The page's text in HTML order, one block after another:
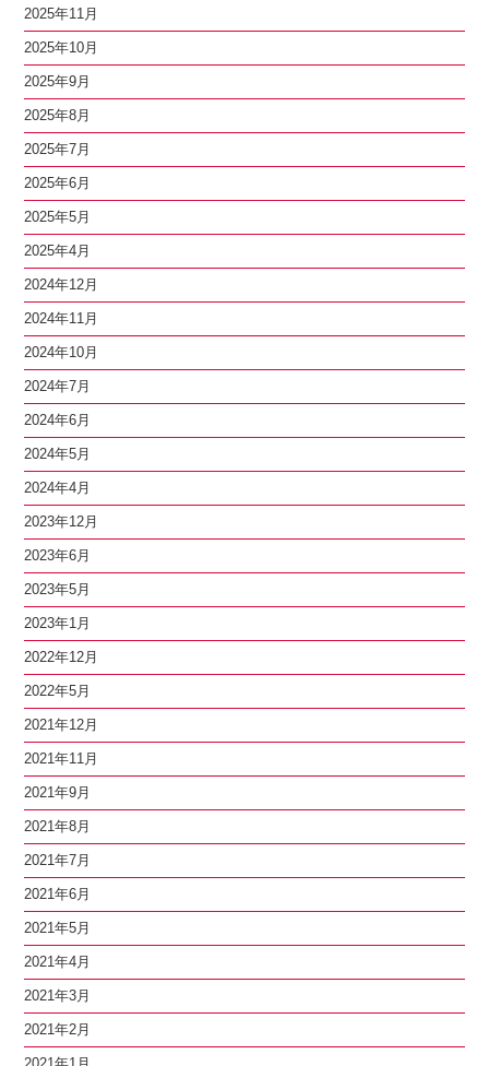
2025年11月
2025年10月
2025年9月
2025年8月
2025年7月
2025年6月
2025年5月
2025年4月
2024年12月
2024年11月
2024年10月
2024年7月
2024年6月
2024年5月
2024年4月
2023年12月
2023年6月
2023年5月
2023年1月
2022年12月
2022年5月
2021年12月
2021年11月
2021年9月
2021年8月
2021年7月
2021年6月
2021年5月
2021年4月
2021年3月
2021年2月